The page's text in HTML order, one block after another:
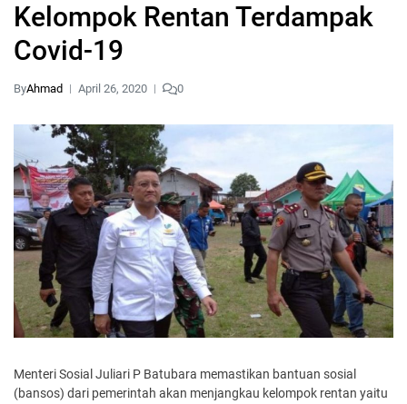
Kelompok Rentan Terdampak
Covid-19
ByAhmad April 26, 2020 0
Menteri Sosial Juliari P Batubara memastikan bantuan sosial
(bansos) dari pemerintah akan menjangkau kelompok rentan yaitu